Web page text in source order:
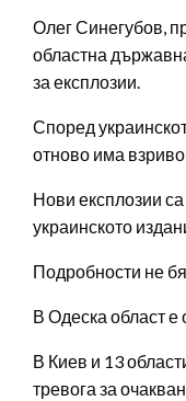
Олег Синегубов,
областна
за експлозии.
Според
отново има
Нови експлозии
украинското
Подробности не
В Одеска област
В Киев и 13
тревога за